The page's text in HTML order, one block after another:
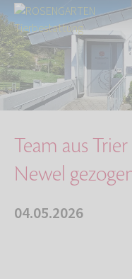
Start Über uns
Aktuelles
Team aus Trier ins
Team aus
Newel
04.05.2026